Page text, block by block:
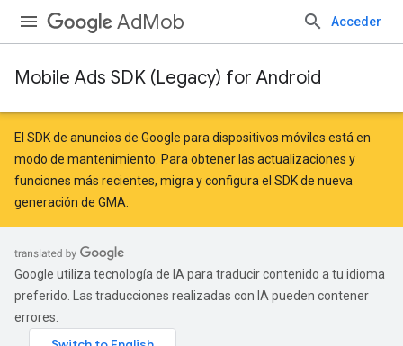
AdMob Acceder
Mobile Ads SDK (Legacy) for Android
El SDK de anuncios de Google para dispositivos móviles está en
modo de mantenimiento. Para obtener las actualizaciones y
funciones más recientes, migra yconfigura el SDK de nueva
generación de GMA
Google utiliza tecnología de IA para traducir contenido a tu idioma
preferido. Las traducciones realizadas con IA pueden contener
errores.